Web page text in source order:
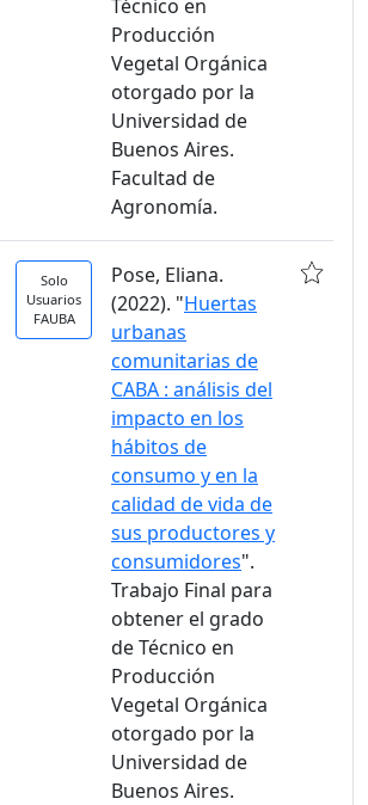
Técnico en
Producción
Vegetal Orgánica
otorgado por la
Universidad de
Buenos Aires.
Facultad de
Agronomía.
Solo
Usuarios
FAUBA
Pose, Eliana.
(2022). "Huertas
urbanas
comunitarias de
CABA : análisis del
impacto en los
hábitos de
consumo y en la
calidad de vida de
sus productores y
consumidores".
Trabajo Final para
obtener el grado
de Técnico en
Producción
Vegetal Orgánica
otorgado por la
Universidad de
Buenos Aires.